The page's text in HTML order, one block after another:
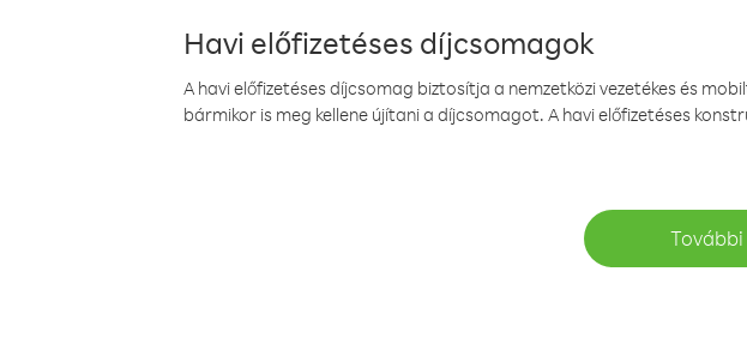
Havi előfizetéses díjcsomagok
A havi előfizetéses díjcsomag biztosítja a nemzetközi vezetékes és
bármikor is meg kellene újítani a díjcsomagot. A havi előfizetéses